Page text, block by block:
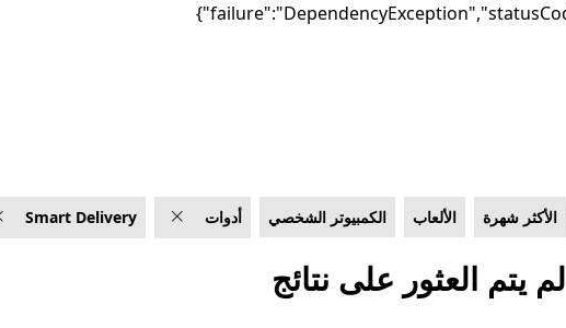
الأكثر شهرة الألعاب الكمبيوتر الشخصي أدوات Smart Delivery
لم يتم العثور على نتائج